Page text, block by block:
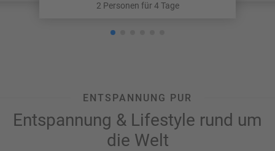
2 Personen für 4 Tage
ENTSPANNUNG PUR
Entspannung & Lifestyle rund um
die Welt